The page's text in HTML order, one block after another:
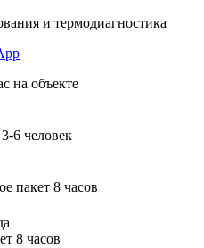
и термодиагностика
на объекте
6 человек
пакет 8 часов
8 часов